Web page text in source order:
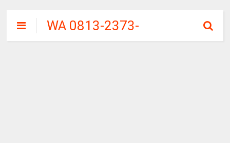
WA 0813-2373-
9973 | WALINI